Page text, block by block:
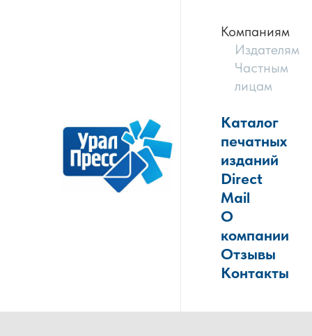
Компаниям
Издателям
Частным
лицам
Каталог
печатных
изданий
Direct
Mail
О
компании
Отзывы
Контакты